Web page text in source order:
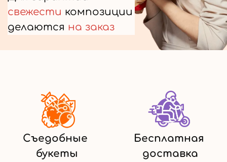
свежести композиции
делаются на заказ
Съедобные
букеты
Бесплатная
доставка